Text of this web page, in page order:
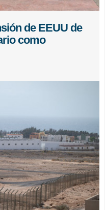
de EEUU de
como